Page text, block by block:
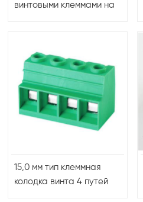
винтовыми клеммами на
применения на 600 В —
различные номиналы
тока (60 А, 80 А, 200 А,
250 А), многоканальные
15,0 мм тип клеммная
колодка винта 4 путей